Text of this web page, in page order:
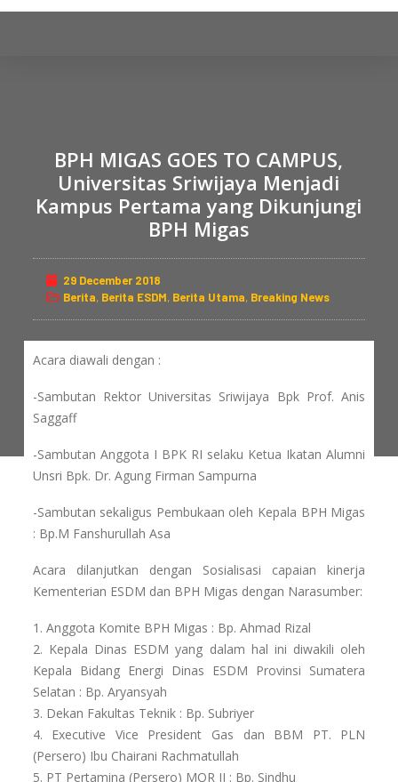
BPH MIGAS GOES TO CAMPUS,
Universitas Sriwijaya Menjadi
Kampus Pertama yang Dikunjungi
BPH Migas
29 December 2018
Berita, Berita ESDM, Berita Utama, Breaking News
Acara diawali dengan :
-Sambutan Rektor Universitas Sriwijaya Bpk Prof. Anis
Saggaff
-Sambutan Anggota I BPK RI selaku Ketua Ikatan Alumni
Unsri Bpk. Dr. Agung Firman Sampurna
-Sambutan sekaligus Pembukaan oleh Kepala BPH Migas
: Bp.M Fanshurullah Asa
Acara dilanjutkan dengan Sosialisasi capaian kinerja
Kementerian ESDM dan BPH Migas dengan Narasumber:
1. Anggota Komite BPH Migas : Bp. Ahmad Rizal
2. Kepala Dinas ESDM yang dalam hal ini diwakili oleh
Kepala Bidang Energi Dinas ESDM Provinsi Sumatera
Selatan : Bp. Aryansyah
3. Dekan Fakultas Teknik : Bp. Subriyer
4. Executive Vice President Gas dan BBM PT. PLN
(Persero) Ibu Chairani Rachmatullah
5. PT Pertamina (Persero) MOR II : Bp. Sindhu